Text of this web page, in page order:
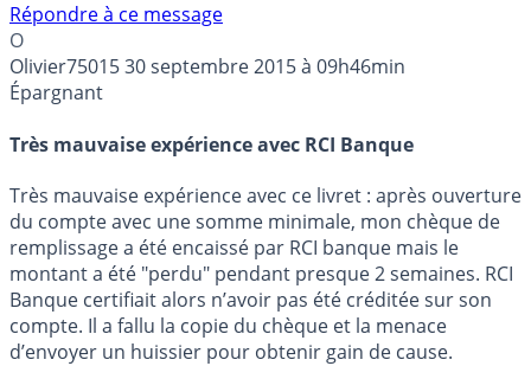
Répondre à ce message
O
Olivier7501530 septembre 2015 à 09h46min
Épargnant
Très mauvaise expérience avec RCI Banque
Très mauvaise expérience avec ce livret : après ouverture
du compte avec une somme minimale, mon chèque de
remplissage a été encaissé par RCI banque mais le
montant a été "perdu" pendant presque 2 semaines. RCI
Banque certifiait alors n’avoir pas été créditée sur son
compte. Il a fallu la copie du chèque et la menace
d’envoyer un huissier pour obtenir gain de cause.